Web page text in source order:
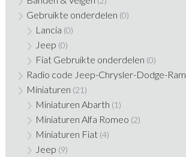
Gebruikte onderdelen (0)
Lancia (0)
Jeep (0)
Fiat Gebruikte onderdelen (0)
Radio code Jeep-Chrysler-Dodge-Ram
Miniaturen (21)
Miniaturen Abarth (1)
Miniaturen Alfa Romeo (2)
Miniaturen Fiat (4)
Jeep (9)